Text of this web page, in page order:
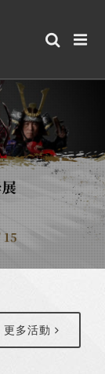
更多活動